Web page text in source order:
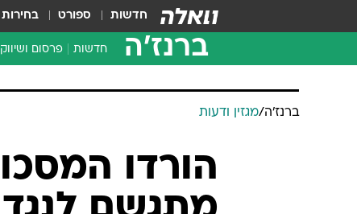
חדשות ספורט בחירות
ברנז'ה חדשות פרסום ושיווק